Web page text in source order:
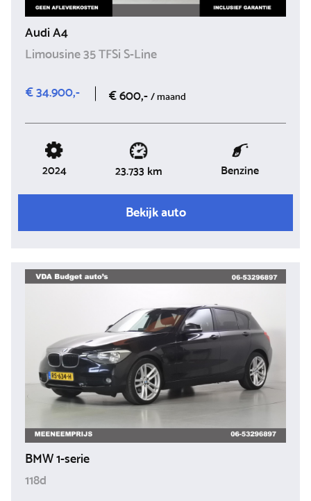
Audi A4
Limousine 35 TFSi S-Line
€ 34.900,-
€ 600,-/ maand
2024 23.733 km Benzine
Bekijk auto
BMW 1-serie
118d